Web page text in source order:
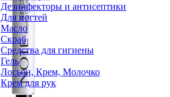
Дезинфекторы и антисептики
Для ногтей
Масло
Скраб
Средства для гигиены
Гель
Лосьон, Крем, Молочко
Крем для рук